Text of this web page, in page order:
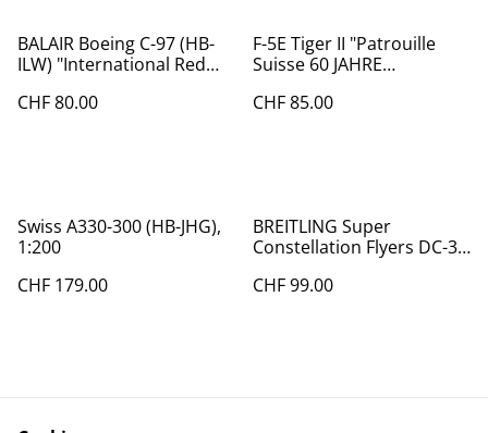
BALAIR Boeing C-97 (HB-
ILW) "International Red
CHF 80.00
F-5E Tiger II "Patrouille
Suisse 60 JAHRE
CHF 85.00
Swiss A330-300 (HB-JHG),
1:200
CHF 179.00
BREITLING Super
Constellation Flyers DC-3
selten!
CHF 99.00